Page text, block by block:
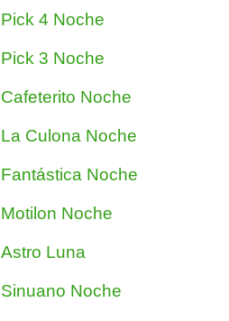
Pick 4 Noche
Pick 3 Noche
Cafeterito Noche
La Culona Noche
Fantástica Noche
Motilon Noche
Astro Luna
Sinuano Noche